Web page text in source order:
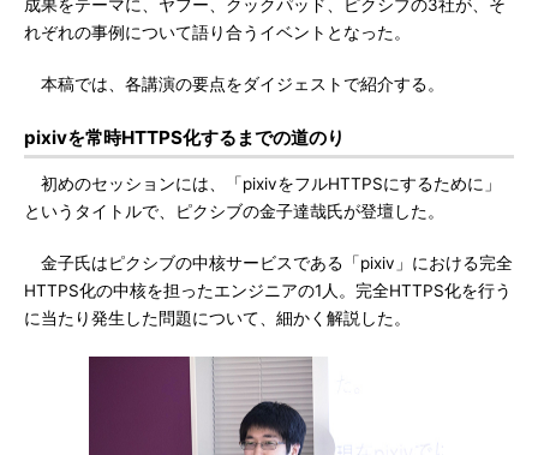
成果をテーマに、ヤフー、クックパッド、ピクシブの3社が、そ
れぞれの事例について語り合うイベントとなった。
本稿では、各講演の要点をダイジェストで紹介する。
pixivを常時HTTPS化するまでの道のり
初めのセッションには、「pixivをフルHTTPSにするために」
というタイトルで、ピクシブの金子達哉氏が登壇した。
金子氏はピクシブの中核サービスである「pixiv」における完全
HTTPS化の中核を担ったエンジニアの1人。完全HTTPS化を行う
に当たり発生した問題について、細かく解説した。